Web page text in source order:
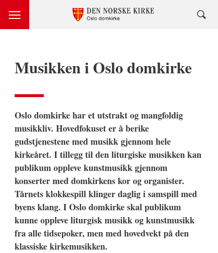
Musikken i Oslo domkirke
Oslo domkirke har et utstrakt og mangfoldig
musikkliv. Hovedfokuset er å berike
gudstjenestene med musikk gjennom hele
kirkeåret. I tillegg til den liturgiske musikken kan
publikum oppleve kunstmusikk gjennom
konserter med domkirkens kor og organister.
Tårnets klokkespill klinger daglig i samspill med
byens klang. I Oslo domkirke skal publikum
kunne oppleve liturgisk musikk og kunstmusikk
fra alle tidsepoker, men med hovedvekt på den
klassiske kirkemusikken.